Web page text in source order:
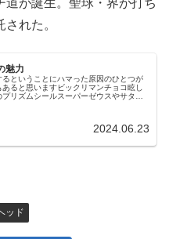
れた。
魅力
ということにハマった原因のひとつが
ると思いますビックリマンチョコ眩し
リズムシールスーパーゼウスやサタン
2024.06.23
ッド